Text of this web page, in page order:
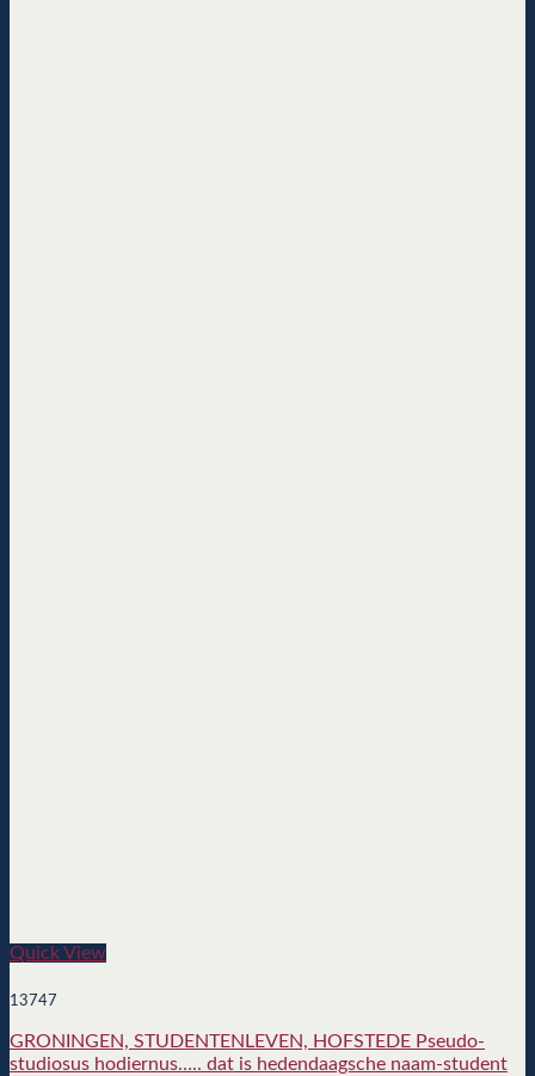
Quick View
13747
GRONINGEN, STUDENTENLEVEN, HOFSTEDE Pseudo-
studiosus hodiernus….. dat is hedendaagsche naam-student